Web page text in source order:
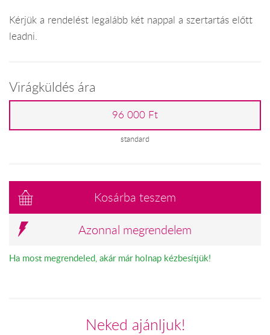
Kérjük a rendelést legalább két nappal a szertartás előtt
leadni.
Virágküldés ára
96 000 Ft
standard
Kosárba teszem
Azonnal megrendelem
Ha most megrendeled, akár már holnap kézbesítjük!
Neked ajánljuk!